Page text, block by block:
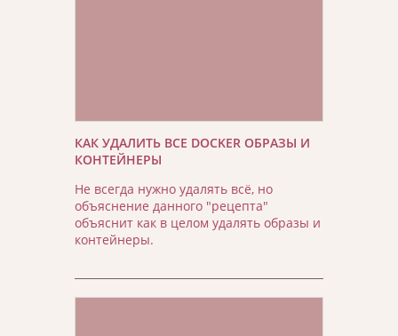
КАК УДАЛИТЬ ВСЕ DOCKER ОБРАЗЫ И
КОНТЕЙНЕРЫ
Не всегда нужно удалять всё, но
объяснение данного "рецепта"
объяснит как в целом удалять образы и
контейнеры.